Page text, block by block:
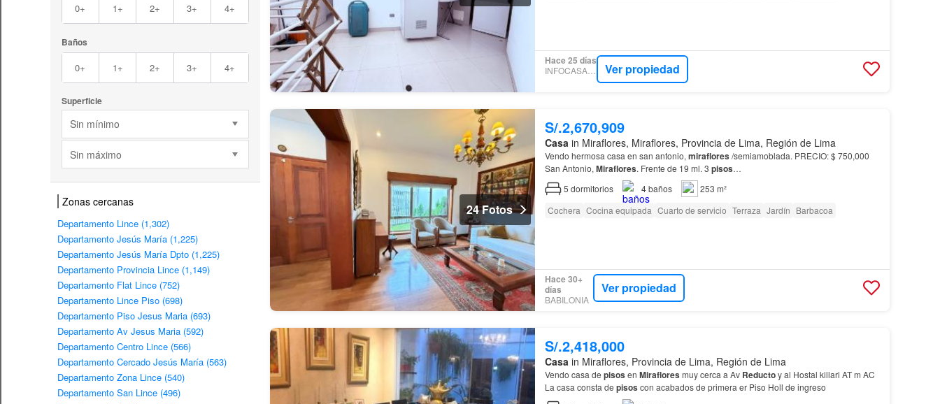
0+ 1+ 2+ 3+ 4+
Baños
0+ 1+ 2+ 3+ 4+
Superficie
Sin mínimo
Sin máximo
Zonas cercanas
Departamento Lince (1,302)
Departamento Jesús María (1,225)
Departamento Jesús María Dpto (1,225)
Departamento Provincia Lince (1,149)
Departamento Flat Lince (752)
Departamento Lince Piso (698)
Departamento Piso Jesus Maria (693)
Departamento Av Jesus Maria (592)
Departamento Centro Lince (566)
Departamento Cercado Jesús María (563)
Departamento Zona Lince (540)
Departamento San Lince (496)
Hace 25 días
INFOCASAS.PE Ver propiedad
24 Fotos
S/.2,670,909
Casa in Miraflores, Miraflores, Provincia de Lima, Región de Lima
Vendo hermosa casa en san antonio, miraflores /semiamoblada. PRECIO: $ 750,000
San Antonio, Miraflores. Frente de 19 ml. 3 pisos…
5 dormitorios 4baños
253 m²
Cochera Cocina equipada Cuarto de servicio Terraza Jardín Barbacoa
Hace 30+
días
BABILONIA
Ver propiedad
S/.2,418,000
Casa in Miraflores, Provincia de Lima, Región de Lima
Vendo casa de pisos en Miraflores muy cerca a Av Reductoy al Hostal killari AT m AC
La casa consta de pisos con acabados de primera er Piso Holl de ingreso